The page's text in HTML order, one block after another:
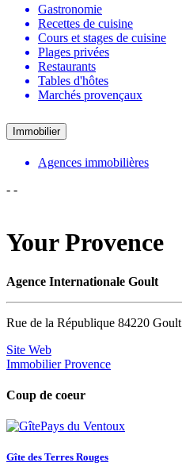
Gastronomie
Recettes de cuisine
Cours et stages de cuisine
Plages privées
Restaurants
Tables d'hôtes
Marchés provençaux
Immobilier
Agences immobilières
- -
Your Provence
Agence Internationale Goult
Rue de la République 84220 Goult
Site Web
Immobilier Provence
Coup de coeur
Gîte des Terres Rouges